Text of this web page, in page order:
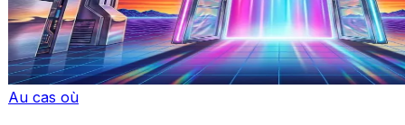
Au cas où